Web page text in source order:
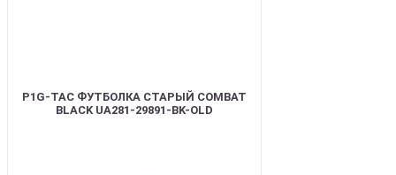
P1G-TAC ФУТБОЛКА СТАРЫЙ COMBAT
BLACK UA281-29891-BK-OLD